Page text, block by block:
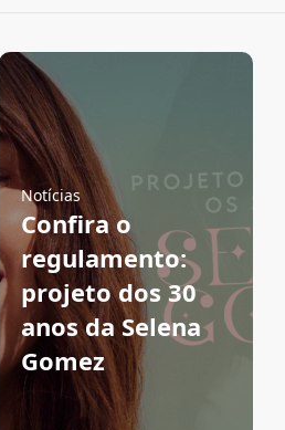
Notícias
Confira o
regulamento:
projeto dos 30
anos da Selena
Gomez